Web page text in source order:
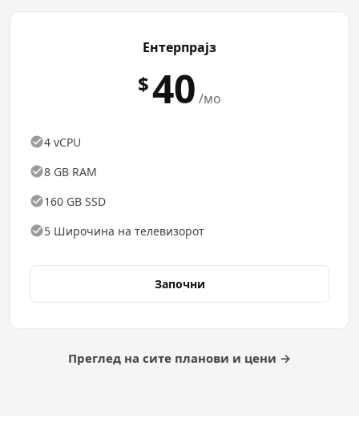
Ентерпрајз
$40 /мо
4 vCPU
8 GB RAM
160 GB SSD
5 Широчина на телевизорот
Започни
Преглед на сите планови и цени →